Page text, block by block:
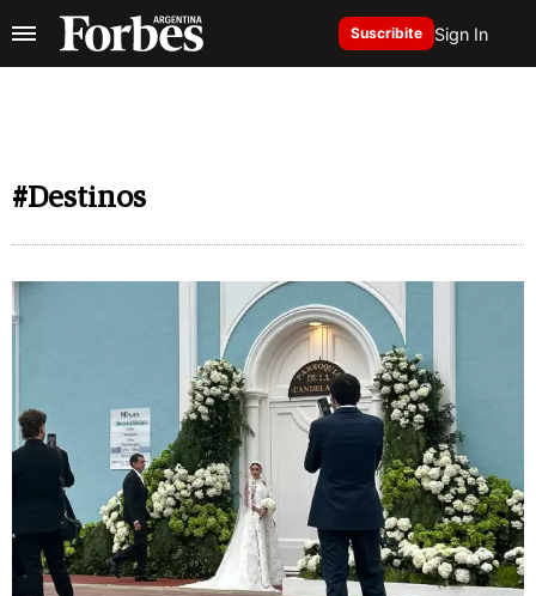
Suscribite Sign In
#Destinos